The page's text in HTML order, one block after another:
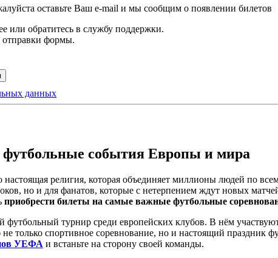
оставьте Ваш e-mail и мы сообщим о появлении билетов
или обратитесь в службу поддержки.
отправки формы.
данных
события Европы и мира
религия, которая объединяет миллионы людей по
но и для фанатов, которые с нетерпением ждут новых
приобрести билеты на самые важные футбольные
футбольный турнир среди европейских клубов. В нём
спортивное соревнование, но и настоящий праздник
УЕФА и встаньте на сторону своей команды.